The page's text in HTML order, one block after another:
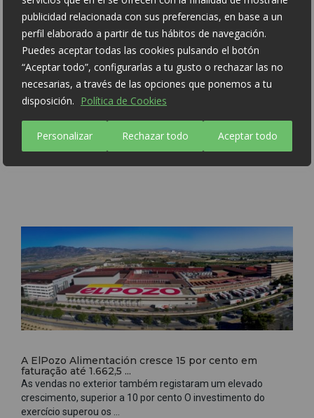
publicidad relacionada con sus preferencias, en base a un
perfil elaborado a partir de tus hábitos de navegación.
Puedes aceptar todas las cookies pulsando el botón
“Aceptar todo”, configurarlas a tu gusto o rechazar las no
necesarias, a través de las opciones que ponemos a tu
disposición. Política de Cookies
Personalizar Rechazar todo Aceptar todo
El Pozo Alimentación colabora numa nova edição da
maior iniciativa solidária ...
Desde 2016 apoia a campanha “Hotelaria contra a Fome” El
iniciativa ...
15 Set 2023
A ElPozo Alimentación cresce 15 por cento em
faturação até 1.662,5 ...
As vendas no exterior também registaram um elevado
crescimento, superior a 10 por cento O investimento do
exercício superou os ...